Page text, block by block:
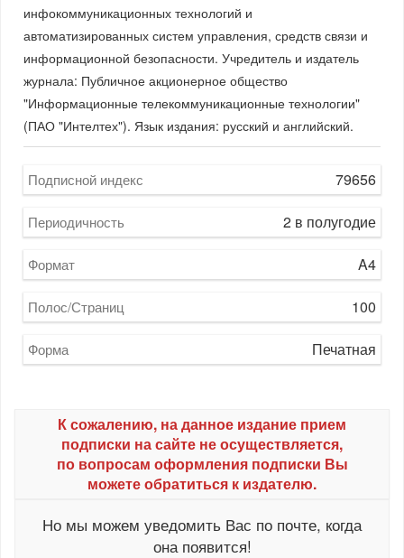
инфокоммуникационных технологий и
автоматизированных систем управления, средств связи и
информационной безопасности. Учредитель и издатель
журнала: Публичное акционерное общество
"Информационные телекоммуникационные технологии"
(ПАО "Интелтех"). Язык издания: русский и английский.
Подписной индекс 79656
Периодичность 2 в полугодие
Формат A4
Полос/Страниц 100
Форма Печатная
К сожалению, на данное издание прием
подписки на сайте не осуществляется,
по вопросам оформления подписки Вы
можете обратиться к издателю.
Но мы можем уведомить Вас по почте, когда
она появится!